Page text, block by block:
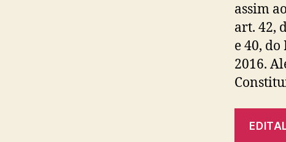
assim
art. 42,
e 40, do
2016.